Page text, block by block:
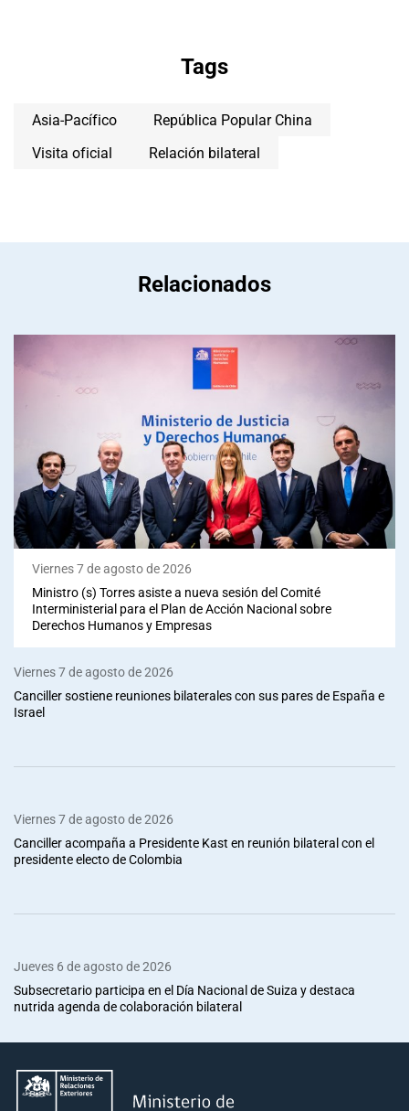
Tags
Asia-Pacífico
República Popular China
Visita oficial
Relación bilateral
Relacionados
Viernes 7 de agosto de 2026
Ministro (s) Torres asiste a nueva sesión del Comité
Interministerial para el Plan de Acción Nacional sobre
Derechos Humanos y Empresas
Viernes 7 de agosto de 2026
Canciller sostiene reuniones bilaterales con sus pares de España e
Israel
Viernes 7 de agosto de 2026
Canciller acompaña a Presidente Kast en reunión bilateral con el
presidente electo de Colombia
Jueves 6 de agosto de 2026
Subsecretario participa en el Día Nacional de Suiza y destaca
nutrida agenda de colaboración bilateral